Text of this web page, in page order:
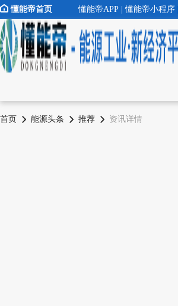
懂能帝首页 懂能帝APP | 懂能帝小程序
首页 能源头条 推荐 资讯详情